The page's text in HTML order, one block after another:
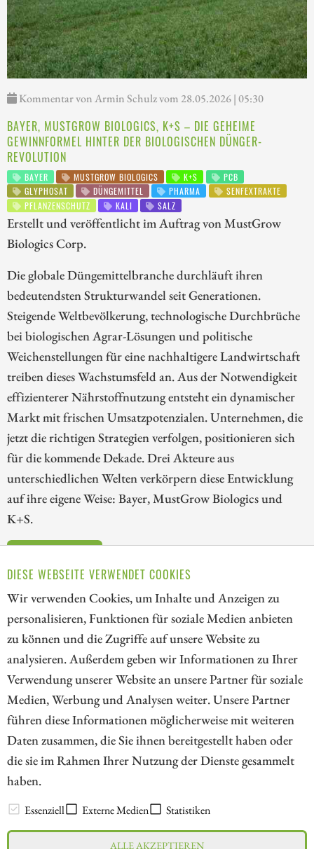
DIESE WEBSEITE VERWENDET COOKIES
Wir verwenden Cookies, um Inhalte und Anzeigen zu
personalisieren, Funktionen für soziale Medien anbieten
zu können und die Zugriffe auf unsere Website zu
analysieren. Außerdem geben wir Informationen zu Ihrer
Verwendung unserer Website an unsere Partner für soziale
Medien, Werbung und Analysen weiter. Unsere Partner
führen diese Informationen möglicherweise mit weiteren
Daten zusammen, die Sie ihnen bereitgestellt haben oder
die sie im Rahmen Ihrer Nutzung der Dienste gesammelt
haben.
Essenziell Externe Medien Statistiken
ALLE AKZEPTIEREN
Kommentar von Armin Schulz vom 28.05.2026 | 05:30
BAYER, MUSTGROW BIOLOGICS, K+S – DIE GEHEIME
GEWINNFORMEL HINTER DER BIOLOGISCHEN DÜNGER-
REVOLUTION
BAYER MUSTGROW BIOLOGICS K+S
PCB
GLYPHOSAT
DÜNGEMITTEL PHARMA
SENFEXTRAKTE
PFLANZENSCHUTZ
KALI SALZ
Erstellt und veröffentlicht im Auftrag von MustGrow
Biologics Corp.
Die globale Düngemittelbranche durchläuft ihren
bedeutendsten Strukturwandel seit Generationen.
Steigende Weltbevölkerung, technologische Durchbrüche
bei biologischen Agrar-Lösungen und politische
Weichenstellungen für eine nachhaltigere Landwirtschaft
treiben dieses Wachstumsfeld an. Aus der Notwendigkeit
effizienterer Nährstoffnutzung entsteht ein dynamischer
Markt mit frischen Umsatzpotenzialen. Unternehmen, die
jetzt die richtigen Strategien verfolgen, positionieren sich
für die kommende Dekade. Drei Akteure aus
unterschiedlichen Welten verkörpern diese Entwicklung
auf ihre eigene Weise: Bayer, MustGrow Biologics und
K+S.
1 2
// kapitalerhoehungen.de - © 2026 - Die Informationsplattform für
Investoren und Unternehmen rund um Kapitalerhöhung, Kapitalmarkt
und Unternehmensfinanzierung
LEXIKON